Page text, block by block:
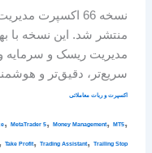
منتشر شد. این نسخه با
مدیریت ریسک و سرمایه و
سریع‌تر، دقیق‌تر و
اکسپرت و ربات معاملاتی
,MetaTrader 5,Money Management,MT5,
Take Profit,Trading Assistant,Trailing Stop
اکسپرت